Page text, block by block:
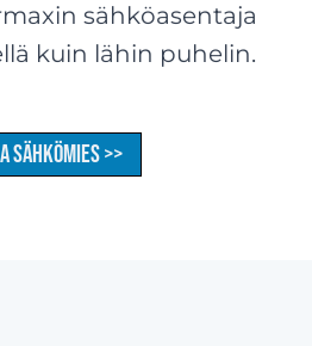
sähköasentaja
kuin lähin puhelin.
sähkömies >>